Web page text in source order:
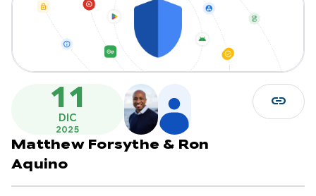
11
DIC
2025
Matthew Forsythe & Ron
Aquino
link